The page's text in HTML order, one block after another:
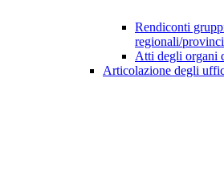
Rendiconti
regionali/
Atti degli organi
Articolazione degli